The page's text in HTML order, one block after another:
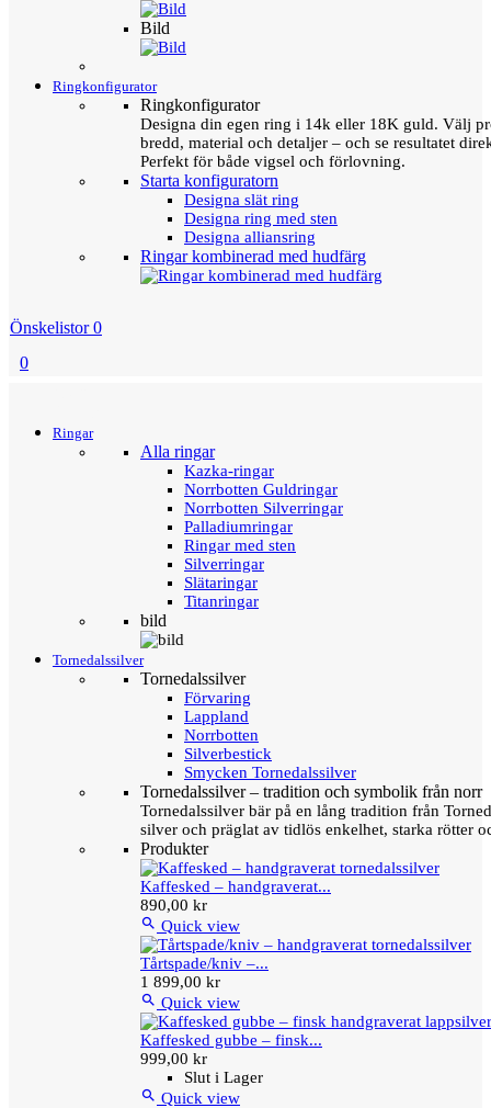
Bild
Ringkonfigurator
Ringkonfigurator
Designa din egen ring i 14k eller 18K guld. Välj
bredd, material och detaljer – och se resultatet
Perfekt för både vigsel och förlovning.
Starta konfiguratorn
Designa slät ring
Designa ring med sten
Designa alliansring
Ringar kombinerad med hudfärg
Önskelistor 0
0
Ringar
Alla ringar
Kazka-ringar
Norrbotten Guldringar
Norrbotten Silverringar
Palladiumringar
Ringar med sten
Silverringar
Slätaringar
Titanringar
bild
Tornedalssilver
Tornedalssilver
Förvaring
Lappland
Norrbotten
Silverbestick
Smycken Tornedalssilver
Tornedalssilver – tradition och symbolik från norr
Tornedalssilver bär på en lång tradition från
silver och präglat av tidlös enkelhet, starka rötter
Produkter
Kaffesked – handgraverat...
890,00 kr
 Quick view
Tårtspade/kniv –...
1 899,00 kr
 Quick view
Kaffesked gubbe – finsk...
999,00 kr
Slut i Lager
 Quick view